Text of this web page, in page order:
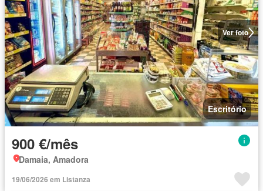
Ver foto
Escritório
900 €/mês
Damaia, Amadora
19/06/2026 em Listanza